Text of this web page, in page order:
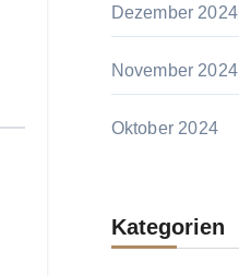
Dezember 2024
November 2024
Oktober 2024
Kategorien